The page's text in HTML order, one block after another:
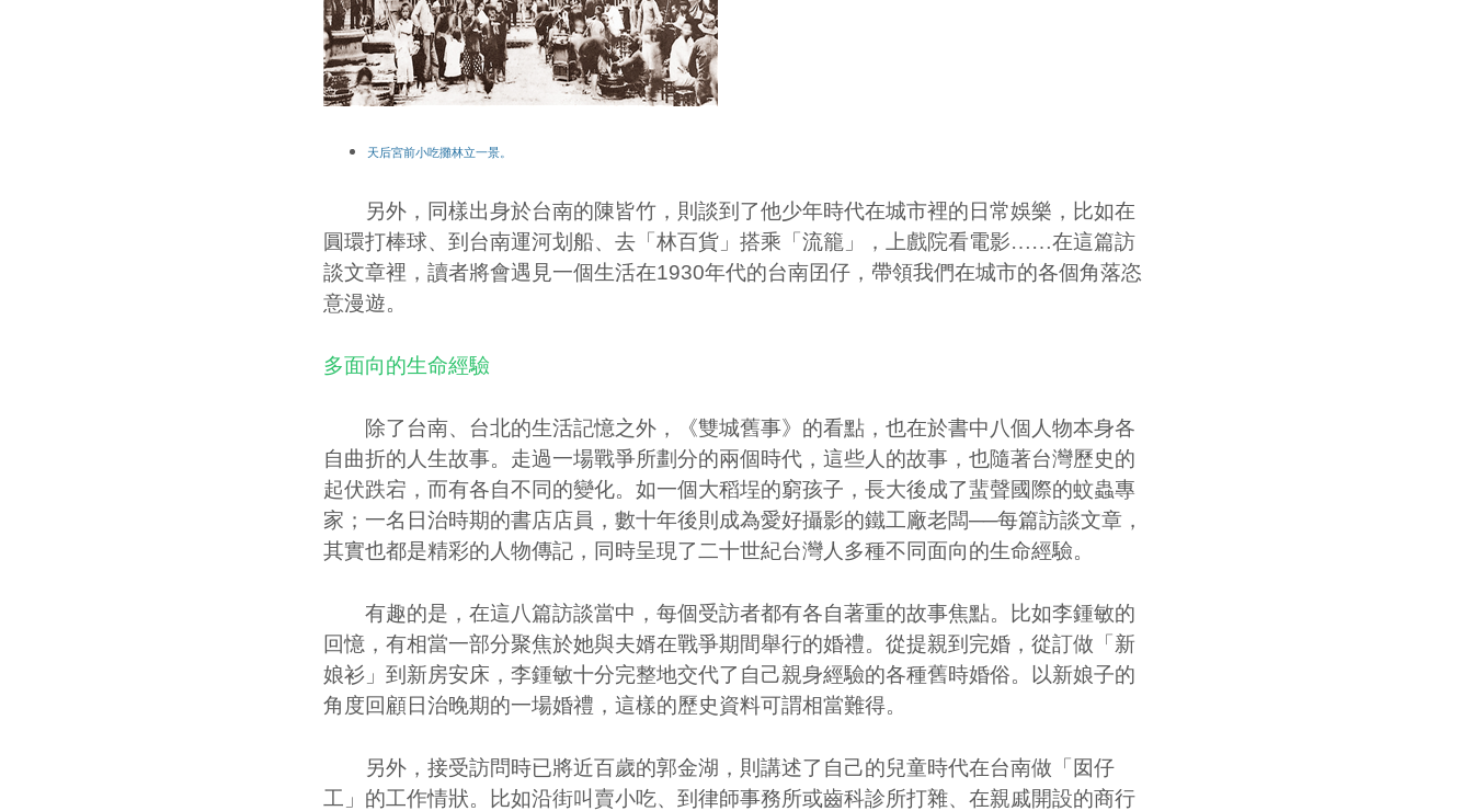
天后宮前小吃攤林立一景。
另外，同樣出身於台南的陳皆竹，則談到了他少年時代在城市裡的日常娛樂，比如在
圓環打棒球、到台南運河划船、去「林百貨」搭乘「流籠」，上戲院看電影……在這篇訪
談文章裡，讀者將會遇見一個生活在1930年代的台南囝仔，帶領我們在城市的各個角落恣
意漫遊。
多面向的生命經驗
除了台南、台北的生活記憶之外，《雙城舊事》的看點，也在於書中八個人物本身各
自曲折的人生故事。走過一場戰爭所劃分的兩個時代，這些人的故事，也隨著台灣歷史的
起伏跌宕，而有各自不同的變化。如一個大稻埕的窮孩子，長大後成了蜚聲國際的蚊蟲專
家；一名日治時期的書店店員，數十年後則成為愛好攝影的鐵工廠老闆──每篇訪談文章，
其實也都是精彩的人物傳記，同時呈現了二十世紀台灣人多種不同面向的生命經驗。
有趣的是，在這八篇訪談當中，每個受訪者都有各自著重的故事焦點。比如李鍾敏的
回憶，有相當一部分聚焦於她與夫婿在戰爭期間舉行的婚禮。從提親到完婚，從訂做「新
娘衫」到新房安床，李鍾敏十分完整地交代了自己親身經驗的各種舊時婚俗。以新娘子的
角度回顧日治晚期的一場婚禮，這樣的歷史資料可謂相當難得。
另外，接受訪問時已將近百歲的郭金湖，則講述了自己的兒童時代在台南做「囡仔
工」的工作情狀。比如沿街叫賣小吃、到律師事務所或齒科診所打雜、在親戚開設的商行